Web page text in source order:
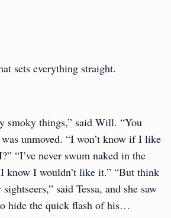
sets everything straight.
smoky things,” said Will. “You
was unmoved. “I won’t know if I like
“I’ve never swum naked in the
know I wouldn’t like it.” “But think
said Tessa, and she saw
hide the quick flash of his…